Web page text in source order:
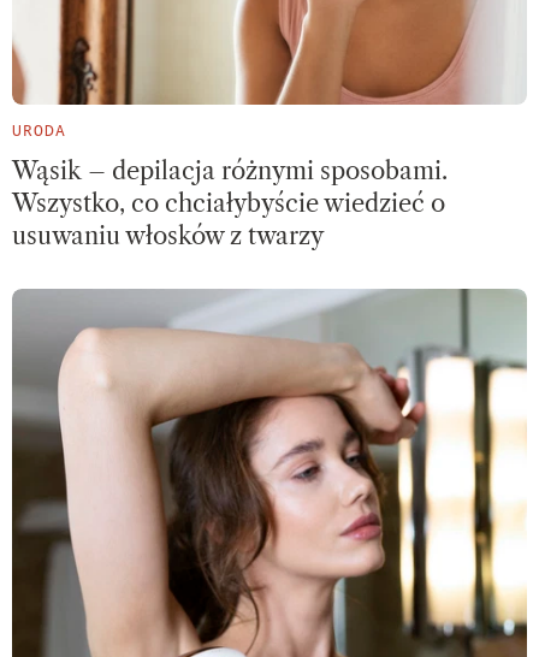
URODA
Wąsik – depilacja różnymi sposobami.
Wszystko, co chciałybyście wiedzieć o
usuwaniu włosków z twarzy